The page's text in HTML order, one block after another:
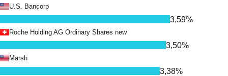
U.S. Bancorp
3,59%
Roche Holding AG Ordinary Shares new
3,50%
Marsh
3,38%